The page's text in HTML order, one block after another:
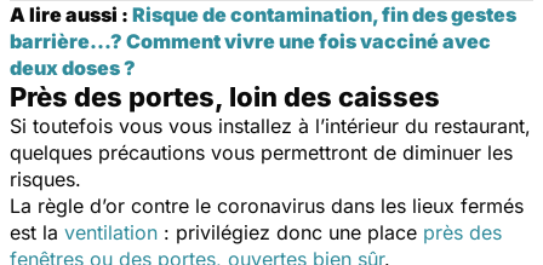
A lire aussi : Risque de contamination, fin des gestes
barrière...? Comment vivre une fois vacciné avec
deux doses ?
Près des portes, loin des caisses
Si toutefois vous vous installez à l’intérieur du restaurant,
quelques précautions vous permettront de diminuer les
risques.
La règle d’or contre le coronavirus dans les lieux fermés
est la ventilation : privilégiez donc une place près des
fenêtres ou des portes, ouvertes bien sûr.